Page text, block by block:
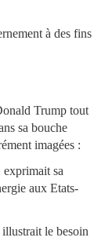
à des fins
Trump tout
sa bouche
imagées :
sa
aux Etats-
le besoin